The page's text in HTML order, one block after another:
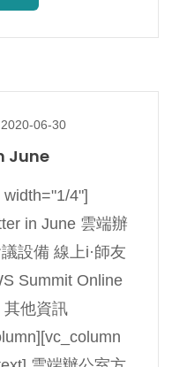
2020-06-30
June
4"]
in June 雲端辦
設備 線上i·師友
Summit Online
其他資訊